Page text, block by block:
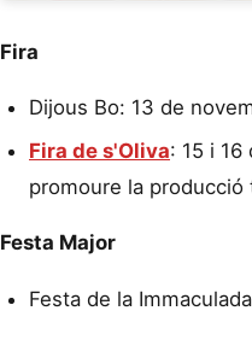
Fira
Dijous Bo: 13 de
Fira de s'Oliva: 15 i 16
promoure la
Festa Major
Festa de la